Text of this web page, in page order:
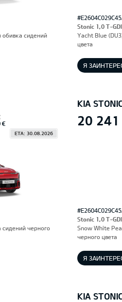
обивка сидений
Stonic 1,0 T-
Yacht Blue
цвета
Я
€
ETA: 30.08.2026
сидений черного
KIA
20 241
Stonic 1,0 T-
Snow White
черного цвета
Я
KIA